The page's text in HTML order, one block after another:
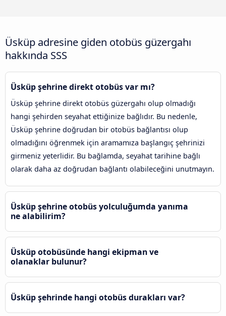
Üsküp adresine giden otobüs güzergahı
hakkında SSS
Üsküp şehrine direkt otobüs var mı?
Üsküp şehrine direkt otobüs güzergahı olup olmadığı
hangi şehirden seyahat ettiğinize bağlıdır. Bu nedenle,
Üsküp şehrine doğrudan bir otobüs bağlantısı olup
olmadığını öğrenmek için aramamıza başlangıç şehrinizi
girmeniz yeterlidir. Bu bağlamda, seyahat tarihine bağlı
olarak daha az doğrudan bağlantı olabileceğini unutmayın.
Üsküp şehrine otobüs yolculuğumda yanıma
ne alabilirim?
Üsküp otobüsünde hangi ekipman ve
olanaklar bulunur?
Üsküp şehrinde hangi otobüs durakları var?